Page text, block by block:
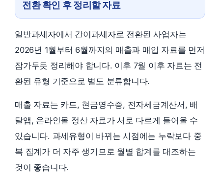
전환 확인 후 정리할 자료
일반과세자에서 간이과세자로 전환된 사업자는
2026년 1월부터 6월까지의 매출과 매입 자료를 먼저
잠가두듯 정리해야 합니다. 이후 7월 이후 자료는 전
환된 유형 기준으로 별도 분류합니다.
매출 자료는 카드, 현금영수증, 전자세금계산서, 배
달앱, 온라인몰 정산 자료가 서로 다르게 들어올 수
있습니다. 과세유형이 바뀌는 시점에는 누락보다 중
복 집계가 더 자주 생기므로 월별 합계를 대조하는
것이 좋습니다.